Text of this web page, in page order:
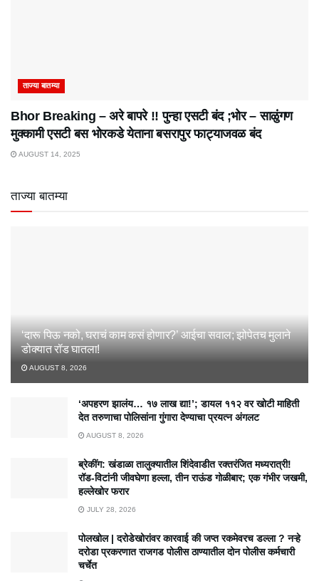
ताज्या बातम्या
Bhor Breaking – अरे बापरे‌ !! पुन्हा एसटी बंद ;भोर – साळुंगण
मुक्कामी एसटी बस भोरकडे येताना बसरापुर फाट्याजवळ बंद
AUGUST 14, 2025
ताज्या बातम्या
‘दारू पिऊ नको, घराचं काम कसं होणार?’ आईचा सवाल; झोपेतच मुलाने
डोक्यात रॉड घातला!
AUGUST 8, 2026
‘अपहरण झालंय… १७ लाख द्या!’; डायल ११२ वर खोटी माहिती
देत तरुणाचा पोलिसांना गुंगारा देण्याचा प्रयत्न अंगलट
AUGUST 8, 2026
ब्रेकींग: खंडाळा तालुक्यातील शिंदेवाडीत रक्तरंजित मध्यरात्री!
रॉड-विटांनी जीवघेणा हल्ला, तीन राऊंड गोळीबार; एक गंभीर जखमी,
हल्लेखोर फरार
JULY 28, 2026
पोलखोल | दरोडेखोरांवर कारवाई की जप्त रकमेवरच डल्ला ? नऱ्हे
दरोडा प्रकरणात राजगड पोलीस ठाण्यातील दोन पोलीस कर्मचारी
चर्चेत